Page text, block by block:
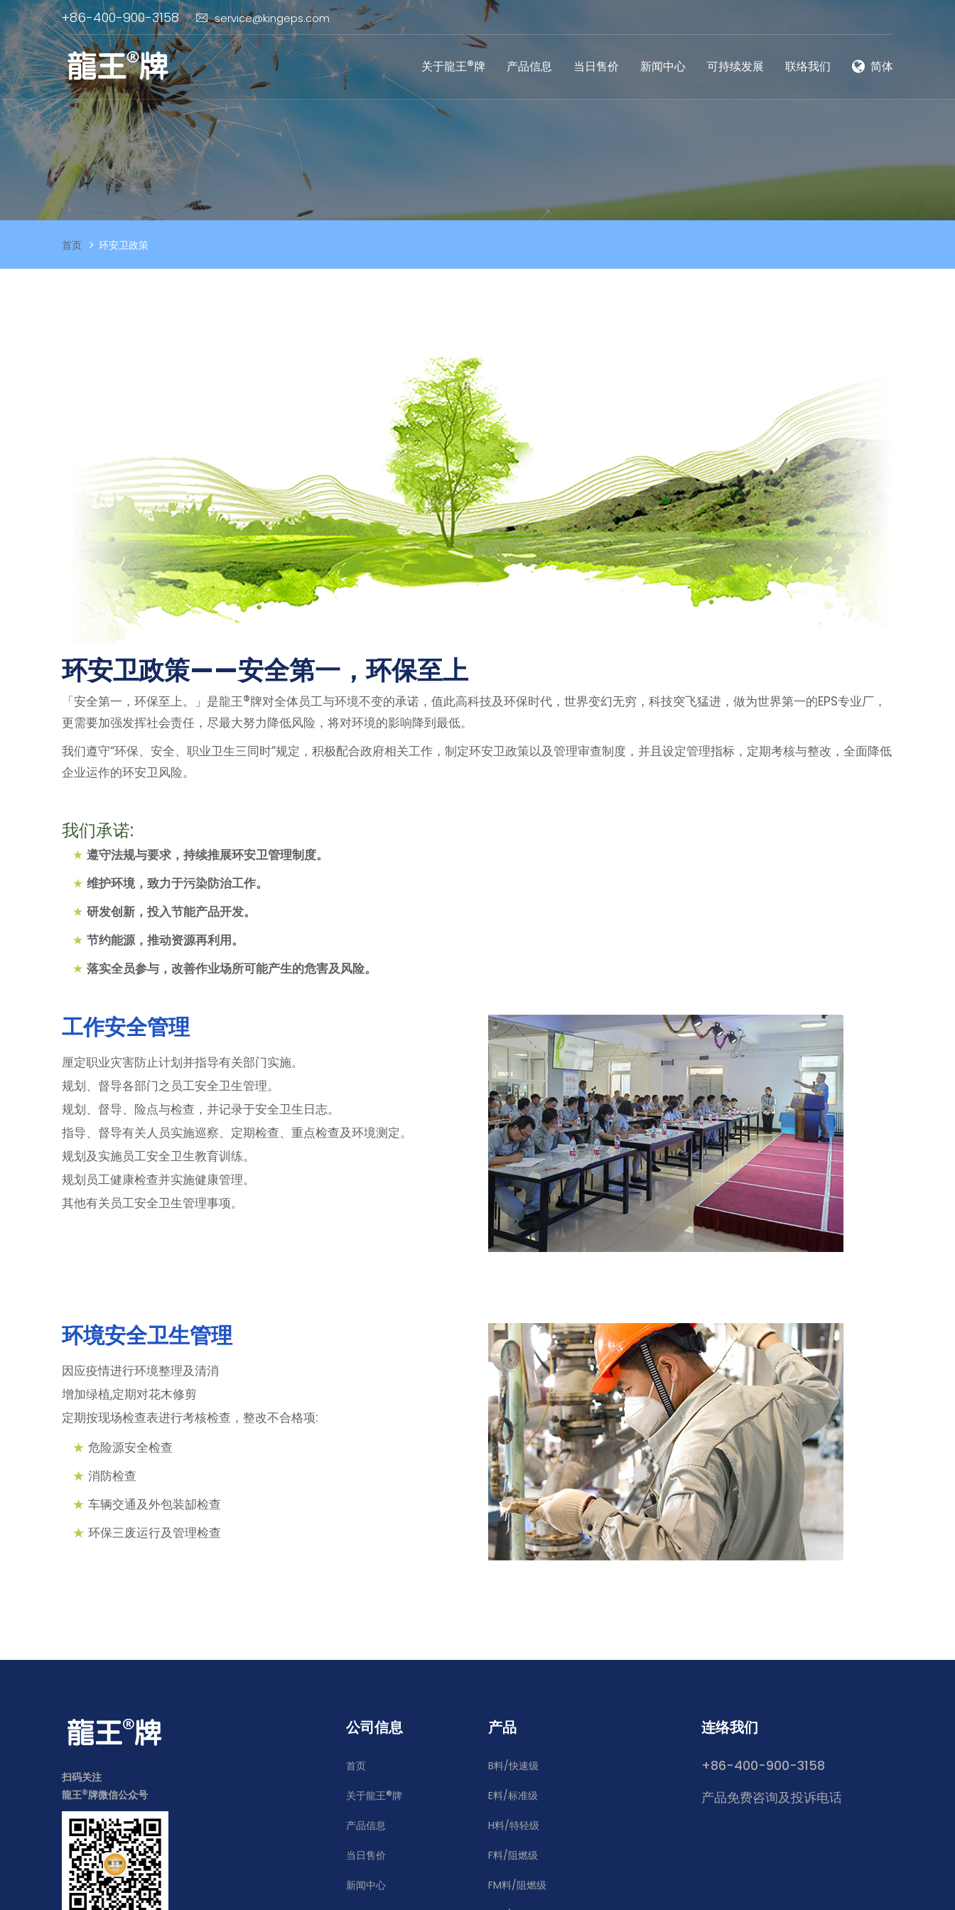
+86-400-900-3158 service@kingeps.com
关于龍王®牌 产品信息 当日售价 新闻中心 可持续发展 联络我们 简体
首页 环安卫政策
环安卫政策——安全第一，环保至上
「安全第一，环保至上。」是龍王®牌对全体员工与环境不变的承诺，值此高科技及环保时代，世界变幻无穷，科技突飞猛进，做为世界第一的EPS专业厂，
更需要加强发挥社会责任，尽最大努力降低风险，将对环境的影响降到最低。
我们遵守“环保、安全、职业卫生三同时”规定，积极配合政府相关工作，制定环安卫政策以及管理审查制度，并且设定管理指标，定期考核与整改，全面降低
企业运作的环安卫风险。
我们承诺:
★ 遵守法规与要求，持续推展环安卫管理制度。
★ 维护环境，致力于污染防治工作。
★ 研发创新，投入节能产品开发。
★ 节约能源，推动资源再利用。
★ 落实全员参与，改善作业场所可能产生的危害及风险。
工作安全管理
厘定职业灾害防止计划并指导有关部门实施。
规划、督导各部门之员工安全卫生管理。
规划、督导、险点与检查，并记录于安全卫生日志。
指导、督导有关人员实施巡察、定期检查、重点检查及环境测定。
规划及实施员工安全卫生教育训练。
规划员工健康检查并实施健康管理。
其他有关员工安全卫生管理事项。
环境安全卫生管理
因应疫情进行环境整理及清消
增加绿植,定期对花木修剪
定期按现场检查表进行考核检查，整改不合格项:
★ 危险源安全检查
★ 消防检查
★ 车辆交通及外包装缷检查
★ 环保三废运行及管理检查
扫码关注
龍王®牌微信公众号
公司信息
首页
关于龍王®牌
产品信息
当日售价
新闻中心
产品
B料/快速级
E料/标准级
H料/特轻级
F料/阻燃级
FM料/阻燃级
连络我们
+86-400-900-3158
产品免费咨询及投诉电话